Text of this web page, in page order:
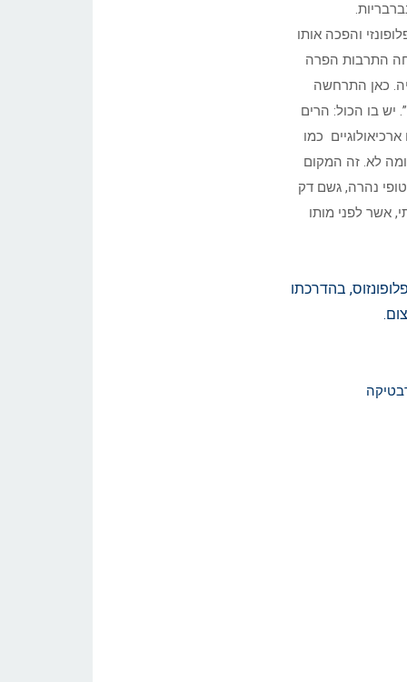
והפכה אותו
התרבות הפרה
כאן התרחשה
יש בו הכול: הרים
כמו
ומה לא. זה המקום
נהרה, גשם דק
אשר לפני מותו
בהדרכתו
.